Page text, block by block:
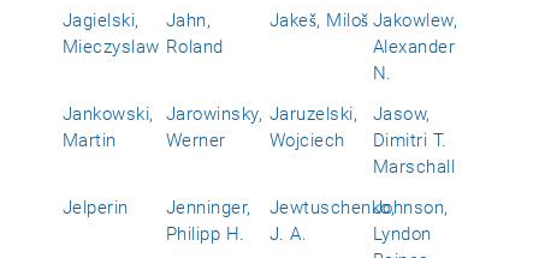
Jagielski,
Mieczyslaw
Jahn,
Roland
Jakeš, Miloš Jakowlew,
Alexander
N.
Jankowski,
Martin
Jarowinsky,
Werner
Jaruzelski,
Wojciech
Jasow,
Dimitri T.
Marschall
Jelperin
Jenninger,
Philipp H.
Jewtuschenko,
J. A.
Johnson,
Lyndon